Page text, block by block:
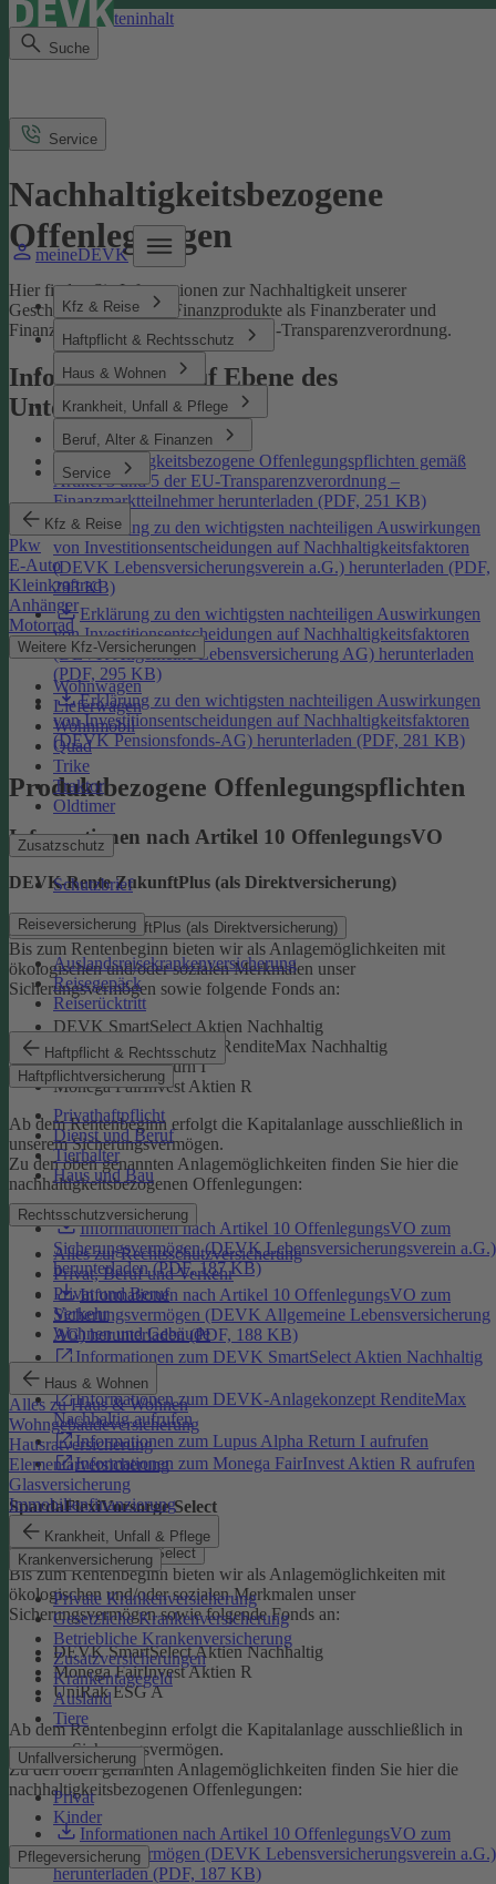
Direkt zum Seiteninhalt
Suche
meineDEVK
Kfz & Reise
Haftpflicht & Rechtsschutz
Haus & Wohnen
Krankheit, Unfall & Pflege
Beruf, Alter & Finanzen
Service
Kfz & Reise
Pkw
E-Auto
Kleinkraftrad
Anhänger
Motorrad
Weitere Kfz-Versicherungen
Wohnwagen
Lieferwagen
Wohnmobil
Quad
Trike
Traktor
Oldtimer
Zusatzschutz
Schutzbrief
Reiseversicherung
Auslandsreisekrankenversicherung
Reisegepäck
Reiserücktritt
Haftpflicht & Rechtsschutz
Haftpflichtversicherung
Privathaftpflicht
Dienst und Beruf
Tierhalter
Haus und Bau
Rechtsschutzversicherung
Alles zur Rechtsschutzversicherung
Privat, Beruf und Verkehr
Privat und Beruf
Verkehr
Wohnen und Gebäude
Haus & Wohnen
Alles zu Haus & Wohnen
Wohngebäudeversicherung
Hausratversicherung
Elementarversicherung
Glasversicherung
Immobilienfinanzierung
Krankheit, Unfall & Pflege
Krankenversicherung
Private Krankenversicherung
Gesetzliche Krankenversicherung
Betriebliche Krankenversicherung
Zusatzversicherungen
Krankentagegeld
Ausland
Tiere
Unfallversicherung
Privat
Kinder
Pflegeversicherung
Service
Nachhaltigkeitsbezogene
Offenlegungen
Hier finden Sie Informationen zur Nachhaltigkeit unserer
Geschäftsprozesse und Finanzprodukte als Finanzberater und
Finanzmarktteilnehmer gemäß der EU-Transparenzverordnung.
Informationen auf Ebene des
Unternehmens
Nachhaltigkeitsbezogene Offenlegungspflichten gemäß
Artikel 3 und 5 der EU-Transparenzverordnung –
Finanzmarktteilnehmer herunterladen (PDF, 251 KB)
Erklärung zu den wichtigsten nachteiligen Auswirkungen
von Investitionsentscheidungen auf Nachhaltigkeitsfaktoren
(DEVK Lebensversicherungsverein a.G.) herunterladen (PDF,
293 KB)
Erklärung zu den wichtigsten nachteiligen Auswirkungen
von Investitionsentscheidungen auf Nachhaltigkeitsfaktoren
(DEVK Allgemeine Lebensversicherung AG) herunterladen
(PDF, 295 KB)
Erklärung zu den wichtigsten nachteiligen Auswirkungen
von Investitionsentscheidungen auf Nachhaltigkeitsfaktoren
(DEVK Pensionsfonds-AG) herunterladen (PDF, 281 KB)
Produktbezogene Offenlegungspflichten
Informationen nach Artikel 10 OffenlegungsVO
DEVK-Rente ZukunftPlus (als Direktversicherung)
DEVK-Rente ZukunftPlus (als Direktversicherung)
Bis zum Rentenbeginn bieten wir als Anlagemöglichkeiten mit
ökologischen und/oder sozialen Merkmalen unser
Sicherungsvermögen sowie folgende Fonds an:
DEVK SmartSelect Aktien Nachhaltig
DEVK-Anlagekonzept RenditeMax Nachhaltig
Lupus Alpha Return I
Monega FairInvest Aktien R
Ab dem Rentenbeginn erfolgt die Kapitalanlage ausschließlich in
unserem Sicherungsvermögen.
Zu den oben genannten Anlagemöglichkeiten finden Sie hier die
nachhaltigkeitsbezogenen Offenlegungen:
Informationen nach Artikel 10 OffenlegungsVO zum
Sicherungsvermögen (DEVK Lebensversicherungsverein a.G.)
herunterladen (PDF, 187 KB)
Informationen nach Artikel 10 OffenlegungsVO zum
Sicherungsvermögen (DEVK Allgemeine Lebensversicherung
AG) herunterladen (PDF, 188 KB)
Informationen zum DEVK SmartSelect Aktien Nachhaltig
aufrufen
Informationen zum DEVK-Anlagekonzept RenditeMax
Nachhaltig aufrufen
Informationen zum Lupus Alpha Return I aufrufen
Informationen zum Monega FairInvest Aktien R aufrufen
SpardaFlexiVorsorge Select
SpardaFlexiVorsorge Select
Bis zum Rentenbeginn bieten wir als Anlagemöglichkeiten mit
ökologischen und/oder sozialen Merkmalen unser
Sicherungsvermögen sowie folgende Fonds an:
DEVK SmartSelect Aktien Nachhaltig
Monega FairInvest Aktien R
UniRak ESG A
Ab dem Rentenbeginn erfolgt die Kapitalanlage ausschließlich in
unserem Sicherungsvermögen.
Zu den oben genannten Anlagemöglichkeiten finden Sie hier die
nachhaltigkeitsbezogenen Offenlegungen:
Informationen nach Artikel 10 OffenlegungsVO zum
Sicherungsvermögen (DEVK Lebensversicherungsverein a.G.)
herunterladen (PDF, 187 KB)